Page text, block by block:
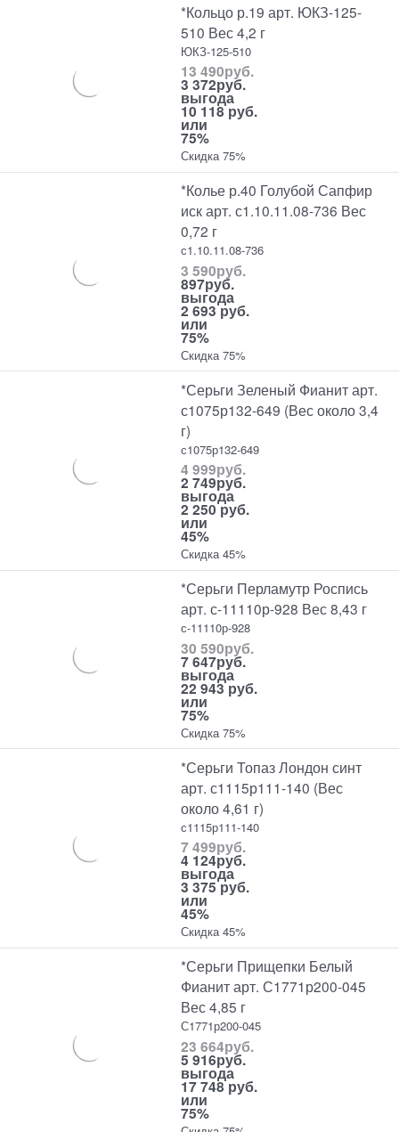
*Кольцо р.19 арт. ЮКЗ-125-
510 Вес 4,2 г
ЮКЗ-125-510
13 490руб.
3 372руб.
выгода
10 118 руб.
или
75%
Скидка 75%
*Колье р.40 Голубой Сапфир
иск арт. с1.10.11.08-736 Вес
0,72 г
с1.10.11.08-736
3 590руб.
897руб.
выгода
2 693 руб.
или
75%
Скидка 75%
*Серьги Зеленый Фианит арт.
с1075р132-649 (Вес около 3,4
г)
с1075р132-649
4 999руб.
2 749руб.
выгода
2 250 руб.
или
45%
Скидка 45%
*Серьги Перламутр Роспись
арт. с-11110р-928 Вес 8,43 г
с-11110р-928
30 590руб.
7 647руб.
выгода
22 943 руб.
или
75%
Скидка 75%
*Серьги Топаз Лондон синт
арт. с1115р111-140 (Вес
около 4,61 г)
с1115р111-140
7 499руб.
4 124руб.
выгода
3 375 руб.
или
45%
Скидка 45%
*Серьги Прищепки Белый
Фианит арт. С1771р200-045
Вес 4,85 г
С1771р200-045
23 664руб.
5 916руб.
выгода
17 748 руб.
или
75%